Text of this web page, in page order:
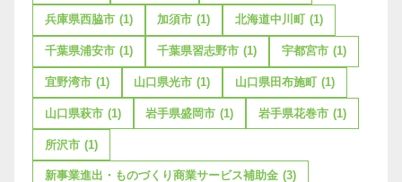
兵庫県西脇市 (1) 加須市 (1) 北海道中川町 (1)
千葉県浦安市 (1) 千葉県習志野市 (1) 宇都宮市 (1)
宜野湾市 (1) 山口県光市 (1) 山口県田布施町 (1)
山口県萩市 (1) 岩手県盛岡市 (1) 岩手県花巻市 (1)
所沢市 (1)
新事業進出・ものづくり商業サービス補助金 (3)